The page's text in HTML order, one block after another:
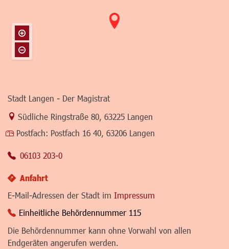
Stadt Langen - Der Magistrat
Link zur Google-Maps Navigation
Südliche Ringstraße 80 63225 Langen
Postfach: Postfach 16 40, 63206 Langen
06103 203-0
Anfahrt
E-Mail-Adressen der Stadt im Impressum
Einheitliche Behördennummer 115
Die Behördennummer kann ohne Vorwahl von allen
Endgeräten angerufen werden.